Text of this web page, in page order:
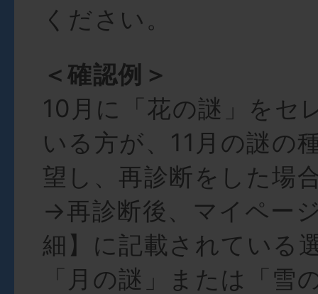
ください。
＜確認例＞
10月に「花の謎」をセ
いる方が、11月の謎の
望し、再診断をした場
→再診断後、マイペー
細】に記載されている
「月の謎」または「雪